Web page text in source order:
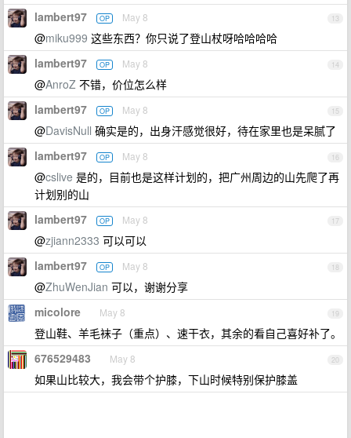
13
lambert97 OP May 8
@miku999 这些东西？你只说了登山杖呀哈哈哈哈
14
lambert97 OP May 8
@AnroZ 不错，价位怎么样
15
lambert97 OP May 8
@DavisNull 确实是的，出身汗感觉很好，待在家里也是呆腻了
16
lambert97 OP May 8
@cslive 是的，目前也是这样计划的，把广州周边的山先爬了再
计划别的山
17
lambert97 OP May 8
@zjiann2333 可以可以
18
lambert97 OP May 8
@ZhuWenJian 可以，谢谢分享
19
micolore May 8
登山鞋、羊毛袜子（重点）、速干衣，其余的看自己喜好补了。
20
676529483 May 8
如果山比较大，我会带个护膝，下山时候特别保护膝盖